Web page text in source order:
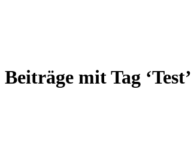
Beiträge mit Tag ‘Test’